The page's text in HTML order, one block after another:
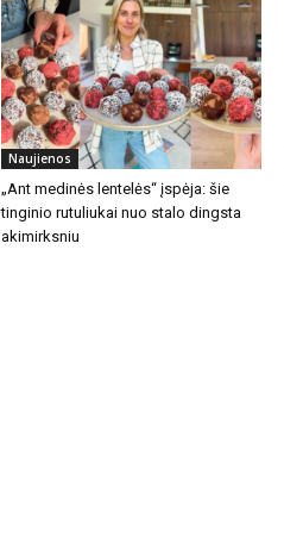
Naujienos
„Ant medinės lentelės“ įspėja: šie
tinginio rutuliukai nuo stalo dingsta
akimirksniu